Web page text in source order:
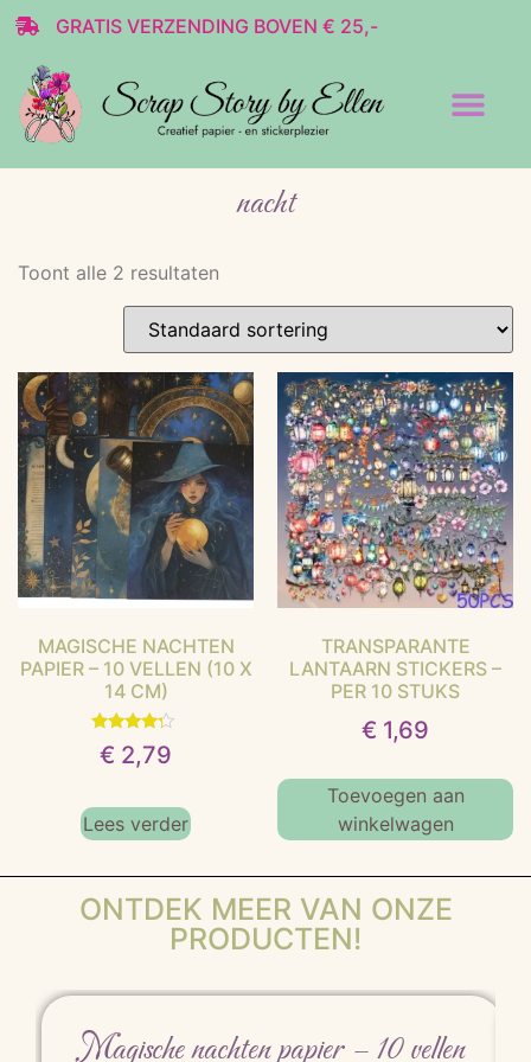
GRATIS VERZENDING BOVEN € 25,-
nacht
Toont alle 2 resultaten
MAGISCHE NACHTEN
PAPIER – 10 VELLEN (10 X
14 CM)
Gewaardeerd
4.00
€ 2,79
Lees verder
TRANSPARANTE
LANTAARN STICKERS –
PER 10 STUKS
€ 1,69
Toevoegen aan
winkelwagen
ONTDEK MEER VAN ONZE
PRODUCTEN!
Magische nachten papier – 10 vellen